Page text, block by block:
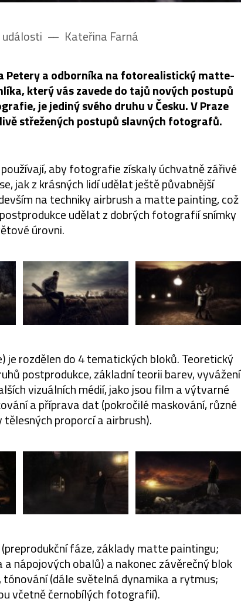
události –– Kateřina Farná
a odborníka na fotorealistický matte-
který vás zavede do tajů nových postupů
je jediný svého druhu v Česku. V Praze
střežených postupů slavných fotografů.
aby fotografie získaly úchvatně zářivé
jak z krásných lidí udělat ještě půvabnější
na techniky airbrush a matte painting, což
udělat z dobrých fotografií snímky
úrovni.
je rozdělen do 4 tematických bloků. Teoretický
postprodukce, základní teorii barev, vyvážení
vizuálních médií, jako jsou film a výtvarné
a příprava dat (pokročilé maskování, různé
proporcí a airbrush).
fáze, základy matte paintingu;
nápojových obalů) a nakonec závěrečný blok
(dále světelná dynamika a rytmus;
včetně černobílých fotografií).